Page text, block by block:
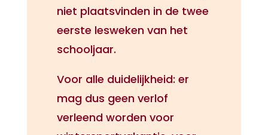
niet plaatsvinden in de twee
eerste lesweken van het
schooljaar.
Voor alle duidelijkheid: er
mag dus geen verlof
verleend worden voor